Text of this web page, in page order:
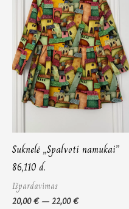
Suknelė „Spalvoti namukai”
86,110 d.
Išpardavimas
20,00€–22,00€